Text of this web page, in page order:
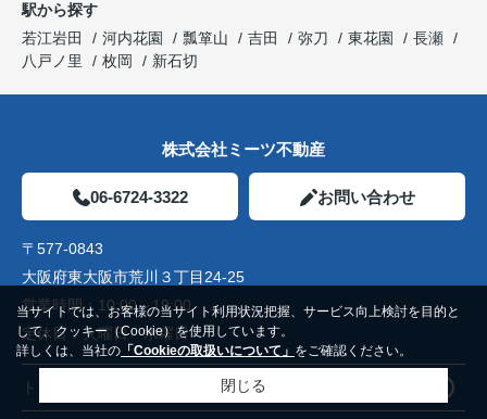
駅から探す
若江岩田
河内花園 瓢箪山 吉田 弥刀 東花園
長瀬
八戸ノ里
枚岡 新石切
株式会社ミーツ不動産
06-6724-3322 お問い合わせ
〒577-0843
大阪府東大阪市荒川３丁目24-25
営業時間： 10:00～19:00
定休日：火曜日 水曜日
トップページ
当サイトでは、お客様の当サイト利用状況把握、サービス向上検討を目的と
して、クッキー（Cookie）を使用しています。
詳しくは、当社の 「Cookieの取扱いについて」 をご確認ください。
閉じる